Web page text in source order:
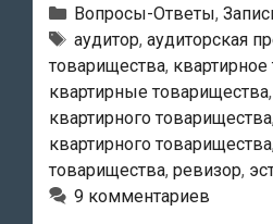
Эстонии
имеет
право
назначить
ревизию
или
аудиторскую
Рубрики
Вопросы-Ответы,
Метки
аудитор, аудиторская
товарищества,
квартирные товарищества,
квартирного товарищества
квартирного товарищества
товарищества, ревизор,
9 комментариев